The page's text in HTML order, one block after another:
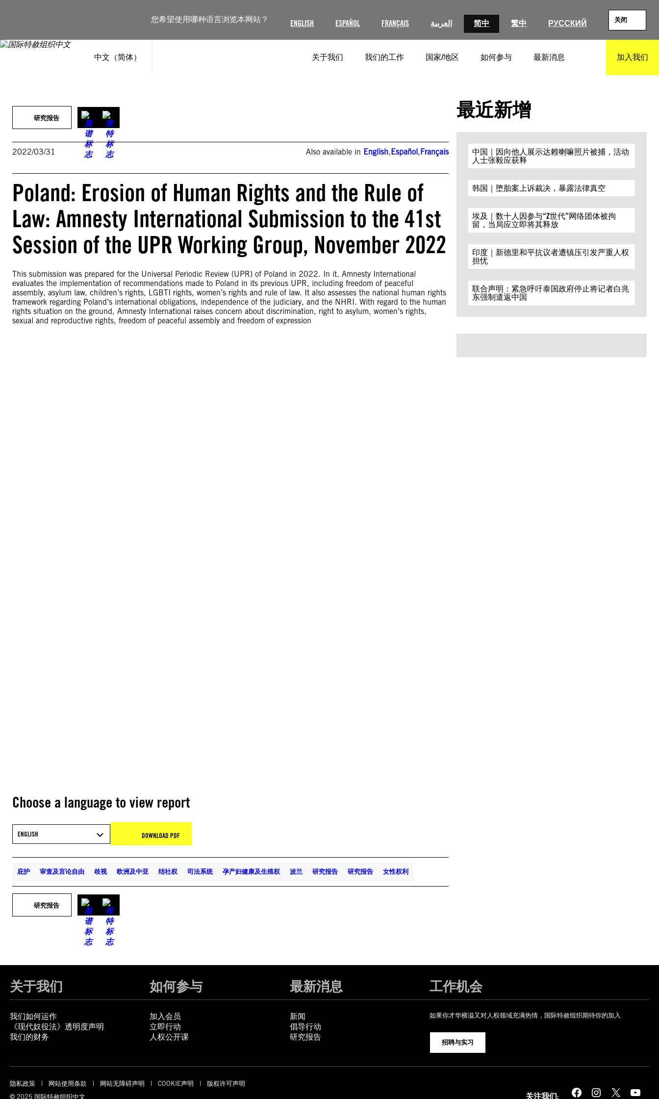
您希望使用哪种语言浏览本网站？ ENGLISH ESPAÑOL FRANÇAIS العربية 简中 繁中 РУССКИЙ 关闭
中文（简体） 关于我们 我们的工作 国家/地区 如何参与 最新消息 加入我们
研究报告
2022/03/31 Also available in English,Español,Français
Poland: Erosion of Human Rights and the Rule of
Law: Amnesty International Submission to the 41st
Session of the UPR Working Group, November 2022
This submission was prepared for the Universal Periodic Review (UPR) of Poland in 2022. In it, Amnesty International
evaluates the implementation of recommendations made to Poland in its previous UPR, including freedom of peaceful
assembly, asylum law, children’s rights, LGBTI rights, women’s rights and rule of law. It also assesses the national human rights
framework regarding Poland’s international obligations, independence of the judiciary, and the NHRI. With regard to the human
rights situation on the ground, Amnesty International raises concern about discrimination, right to asylum, women’s rights,
sexual and reproductive rights, freedom of peaceful assembly and freedom of expression
Choose a language to view report
ENGLISH DOWNLOAD PDF
庇护 审查及言论自由 歧视 欧洲及中亚 结社权 司法系统 孕产妇健康及生殖权 波兰 研究报告 研究报告 女性权利
研究报告
最近新增
中国｜因向他人展示达赖喇嘛照片被捕，活动
人士张毅应获释
韩国｜堕胎案上诉裁决，暴露法律真空
埃及｜数十人因参与“Z世代”网络团体被拘
留，当局应立即将其释放
印度｜新德里和平抗议者遭镇压引发严重人权
担忧
联合声明：紧急呼吁泰国政府停止将记者白兆
东强制遣返中国
关于我们
我们如何运作
《现代奴役法》透明度声明
我们的财务
如何参与
加入会员
立即行动
人权公开课
最新消息
新闻
倡导行动
研究报告
工作机会
如果你才华横溢又对人权领域充满热情，国际特赦组织期待你的加入
招聘与实习
隐私政策 网站使用条款 网站无障碍声明 COOKIE声明
版权许可声明
© 2025 国际特赦组织中文
关注我们: Facebook Instagram X YouTube